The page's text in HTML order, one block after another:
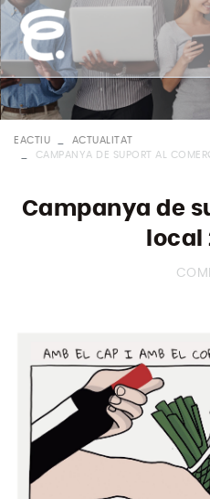
EACTIU
ACTUALITAT
CAMPANYA DE SUPORT AL
Campanya de
local